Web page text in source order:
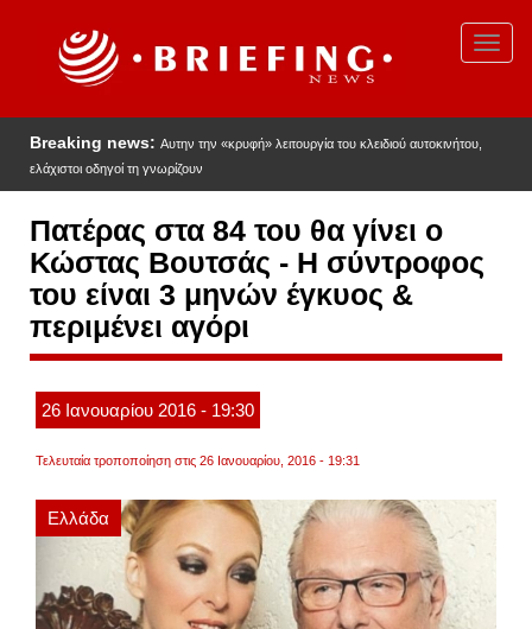
Breaking news: Αυτην την «κρυφή» λειτουργία του κλειδιού αυτοκινήτου,
ελάχιστοι οδηγοί τη γνωρίζουν
Πατέρας στα 84 του θα γίνει ο
Κώστας Βουτσάς - Η σύντροφος
του είναι 3 μηνών έγκυος &
περιμένει αγόρι
26 Ιανουαρίου 2016 - 19:30
Τελευταία τροποποίηση στις 26 Ιανουαρίου, 2016 - 19:31
Ελλάδα